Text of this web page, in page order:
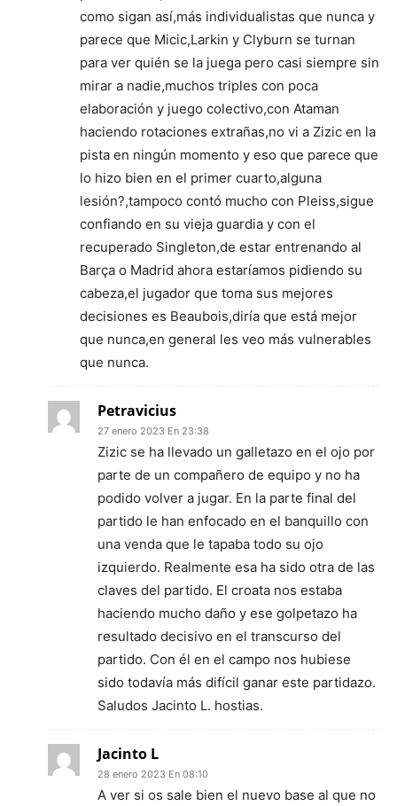
como sigan así,más individualistas que nunca y
parece que Micic,Larkin y Clyburn se turnan
para ver quién se la juega pero casi siempre sin
mirar a nadie,muchos triples con poca
elaboración y juego colectivo,con Ataman
haciendo rotaciones extrañas,no vi a Zizic en la
pista en ningún momento y eso que parece que
lo hizo bien en el primer cuarto,alguna
lesión?,tampoco contó mucho con Pleiss,sigue
confiando en su vieja guardia y con el
recuperado Singleton,de estar entrenando al
Barça o Madrid ahora estaríamos pidiendo su
cabeza,el jugador que toma sus mejores
decisiones es Beaubois,diría que está mejor
que nunca,en general les veo más vulnerables
que nunca.
Petravicius
27 enero 2023 En 23:38
Zizic se ha llevado un galletazo en el ojo por
parte de un compañero de equipo y no ha
podido volver a jugar. En la parte final del
partido le han enfocado en el banquillo con
una venda que le tapaba todo su ojo
izquierdo. Realmente esa ha sido otra de las
claves del partido. El croata nos estaba
haciendo mucho daño y ese golpetazo ha
resultado decisivo en el transcurso del
partido. Con él en el campo nos hubiese
sido todavía más difícil ganar este partidazo.
Saludos Jacinto L. hostias.
Jacinto L
28 enero 2023 En 08:10
A ver si os sale bien el nuevo base al que no